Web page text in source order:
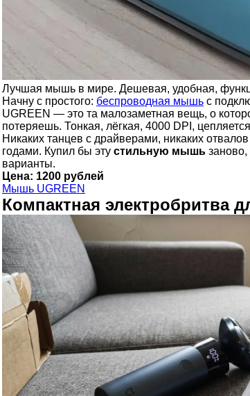
Лучшая мышь в мире. Дешевая, удобная,
Начну с простого: беспроводная мышь с
UGREEN — это та малозаметная вещь, о
потеряешь. Тонкая, лёгкая, 4000 DPI,
Никаких танцев с драйверами, никаких
годами. Купил бы эту стильную мышь
варианты.
Цена: 1200 рублей
Мышь UGREEN
Компактная электробритва